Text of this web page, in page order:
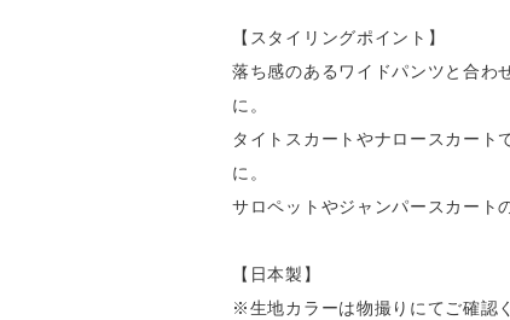
【スタイリングポイント】
落ち感のあるワイドパンツと合わ
に。
タイトスカートやナロースカート
に。
サロペットやジャンパースカート
【日本製】
※生地カラーは物撮りにてご確認